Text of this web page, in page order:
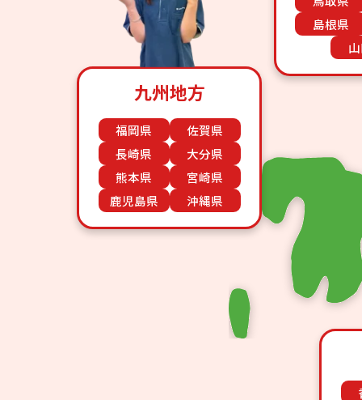
島根県
九州地方
福岡県
佐賀県
長崎県
大分県
熊本県
宮崎県
鹿児島県
沖縄県